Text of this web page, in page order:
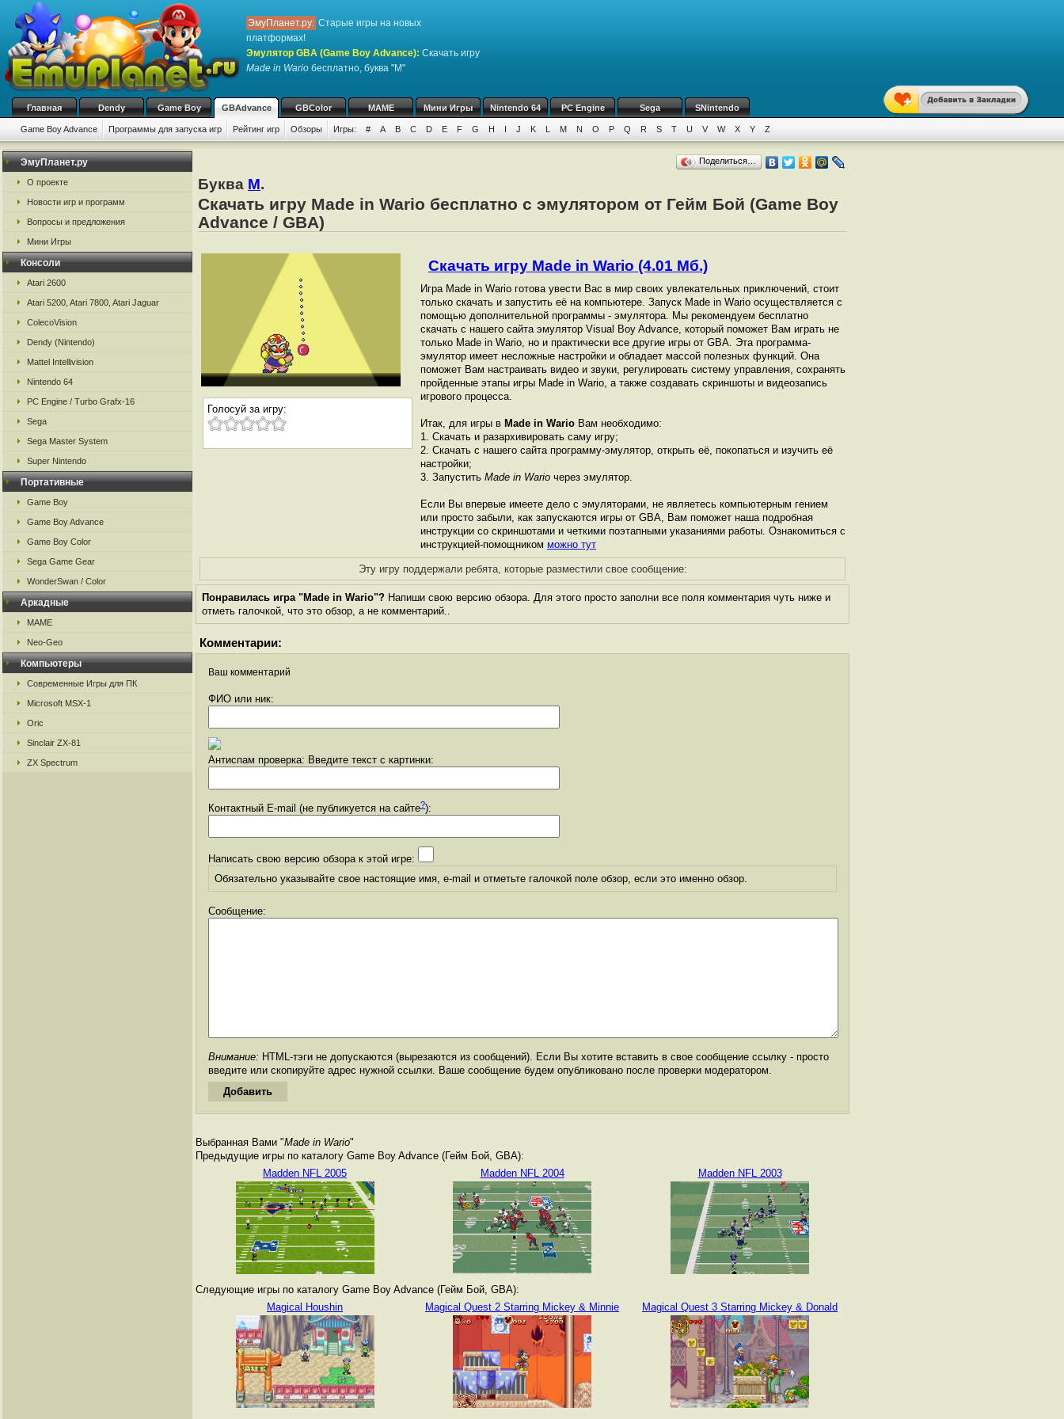
ЭмуПланет.ру: Старые игры на новых
платформах!
Эмулятор GBA (Game Boy Advance): Скачать игру
Made in Wario бесплатно, буква "M"
Главная Dendy Game Boy GBAdvance GBColor MAME Мини Игры Nintendo 64 PC Engine Sega SNintendo
Game Boy Advance Программы для запуска игр Рейтинг игр Обзоры Игры: # A B C D E F G H I J K L M N O P Q R S T U V W X Y Z
ЭмуПланет.ру
О проекте
Новости игр и программ
Вопросы и предложения
Мини Игры
Консоли
Atari 2600
Atari 5200, Atari 7800, Atari Jaguar
ColecoVision
Dendy (Nintendo)
Mattel Intellivision
Nintendo 64
PC Engine / Turbo Grafx-16
Sega
Sega Master System
Super Nintendo
Портативные
Game Boy
Game Boy Advance
Game Boy Color
Sega Game Gear
WonderSwan / Color
Аркадные
MAME
Neo-Geo
Компьютеры
Современные Игры для ПК
Microsoft MSX-1
Oric
Sinclair ZX-81
ZX Spectrum
Поделиться…
Буква M.
Скачать игру Made in Wario бесплатно с эмулятором от Гейм Бой (Game Boy
Advance / GBA)
Голосуй за игру:
Скачать игру Made in Wario (4.01 Мб.)
Игра Made in Wario готова увести Вас в мир своих увлекательных приключений, стоит
только скачать и запустить её на компьютере. Запуск Made in Wario осуществляется с
помощью дополнительной программы - эмулятора. Мы рекомендуем бесплатно
скачать с нашего сайта эмулятор Visual Boy Advance, который поможет Вам играть не
только Made in Wario, но и практически все другие игры от GBА. Эта программа-
эмулятор имеет несложные настройки и обладает массой полезных функций. Она
поможет Вам настраивать видео и звуки, регулировать систему управления, сохранять
пройденные этапы игры Made in Wario, а также создавать скриншоты и видеозапись
игрового процесса.
Итак, для игры в Made in Wario Вам необходимо:
1. Скачать и разархивировать саму игру;
2. Скачать с нашего сайта программу-эмулятор, открыть её, покопаться и изучить её
настройки;
3. Запустить Made in Wario через эмулятор.
Если Вы впервые имеете дело с эмуляторами, не являетесь компьютерным гением
или просто забыли, как запускаются игры от GBА, Вам поможет наша подробная
инструкции со скриншотами и четкими поэтапными указаниями работы. Ознакомиться с
инструкцией-помощником можно тут
Эту игру поддержали ребята, которые разместили свое сообщение:
Понравилась игра "Made in Wario"? Напиши свою версию обзора. Для этого просто заполни все поля комментария чуть ниже и
отметь галочкой, что это обзор, а не комментарий..
Комментарии:
Ваш комментарий
ФИО или ник:
Антиспам проверка: Введите текст с картинки:
Контактный E-mail (не публикуется на сайте?):
Написать свою версию обзора к этой игре:
Обязательно указывайте свое настоящие имя, e-mail и отметьте галочкой поле обзор, если это именно обзор.
Сообщение:
Внимание: HTML-тэги не допускаются (вырезаются из сообщений). Если Вы хотите вставить в свое сообщение ссылку - просто
введите или скопируйте адрес нужной ссылки. Ваше сообщение будем опубликовано после проверки модератором.
Выбранная Вами "Made in Wario"
Предыдущие игры по каталогу Game Boy Advance (Гейм Бой, GBA):
Madden NFL 2005
Madden NFL 2004 Madden NFL 2003
Следующие игры по каталогу Game Boy Advance (Гейм Бой, GBA):
Magical Houshin
Magical Quest 2 Starring Mickey & Minnie Magical Quest 3 Starring Mickey & Donald